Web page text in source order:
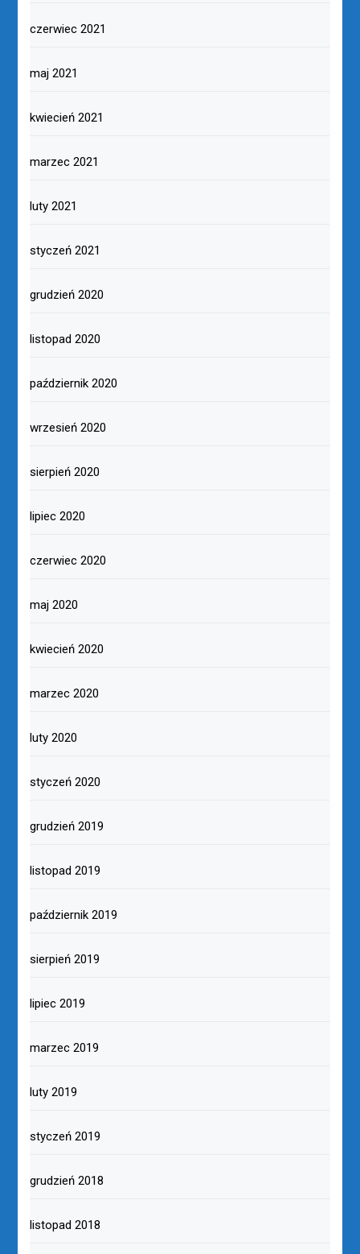
czerwiec 2021
maj 2021
kwiecień 2021
marzec 2021
luty 2021
styczeń 2021
grudzień 2020
listopad 2020
październik 2020
wrzesień 2020
sierpień 2020
lipiec 2020
czerwiec 2020
maj 2020
kwiecień 2020
marzec 2020
luty 2020
styczeń 2020
grudzień 2019
listopad 2019
październik 2019
sierpień 2019
lipiec 2019
marzec 2019
luty 2019
styczeń 2019
grudzień 2018
listopad 2018